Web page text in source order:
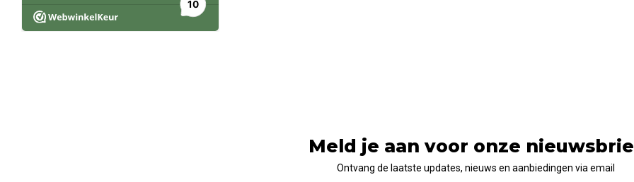
Meld je aan voor onze
Ontvang de laatste updates, nieuws en aanbiedingen via email